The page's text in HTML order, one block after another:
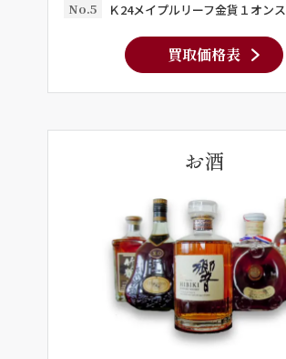
No.5
Ｋ24メイプルリーフ金貨１オンス
買取価格表
お酒